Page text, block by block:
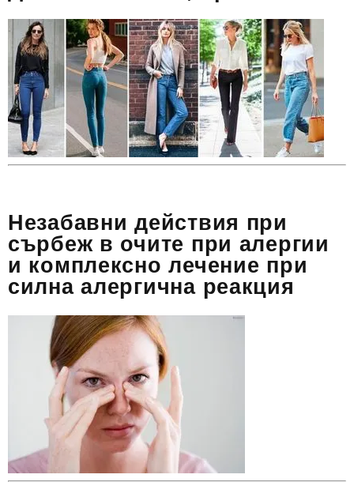
Незабавни действия при
сърбеж в очите при алергии
и комплексно лечение при
силна алергична реакция